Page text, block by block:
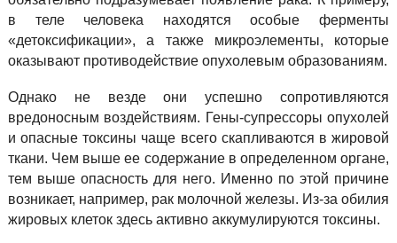
в теле человека находятся особые ферменты
«детоксификации», а также микроэлементы, которые
оказывают противодействие опухолевым образованиям.
Однако не везде они успешно сопротивляются
вредоносным воздействиям. Гены-супрессоры опухолей
и опасные токсины чаще всего скапливаются в жировой
ткани. Чем выше ее содержание в определенном органе,
тем выше опасность для него. Именно по этой причине
возникает, например, рак молочной железы. Из-за обилия
жировых клеток здесь активно аккумулируются токсины.